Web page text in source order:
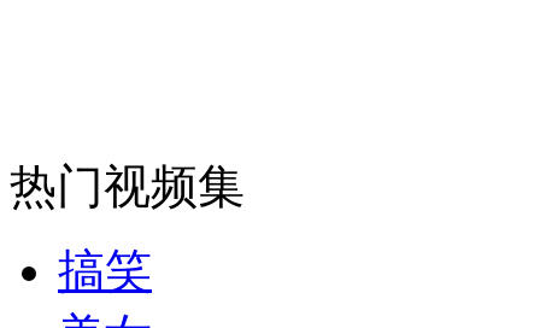
热门视频集
搞笑